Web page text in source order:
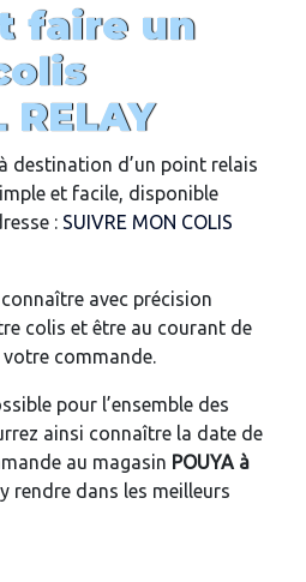
faire un
RELAY
destination d’un point relais
et facile, disponible
: SUIVRE MON COLIS
avec précision
colis et être au courant de
commande.
pour l’ensemble des
ainsi connaître la date de
au magasin POUYA à
rendre dans les meilleurs